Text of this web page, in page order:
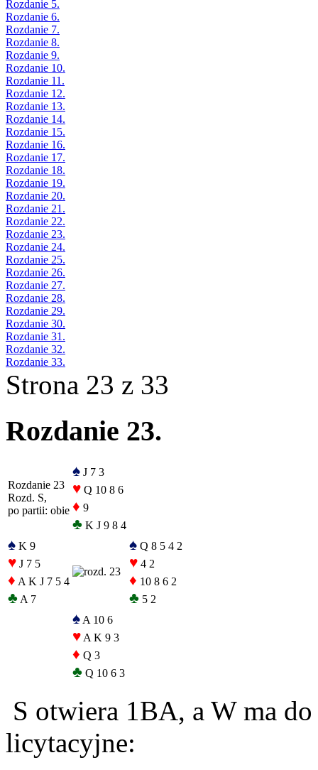
Rozdanie 5.
Rozdanie 6.
Rozdanie 7.
Rozdanie 8.
Rozdanie 9.
Rozdanie 10.
Rozdanie 11.
Rozdanie 12.
Rozdanie 13.
Rozdanie 14.
Rozdanie 15.
Rozdanie 16.
Rozdanie 17.
Rozdanie 18.
Rozdanie 19.
Rozdanie 20.
Rozdanie 21.
Rozdanie 22.
Rozdanie 23.
Rozdanie 24.
Rozdanie 25.
Rozdanie 26.
Rozdanie 27.
Rozdanie 28.
Rozdanie 29.
Rozdanie 30.
Rozdanie 31.
Rozdanie 32.
Rozdanie 33.
Strona 23 z 33
Rozdanie 23.
Rozdanie 23
Rozd. S,
po partii: obie
♠ J 7 3
♥ Q 10 8 6
♦ 9
♣ K J 9 8 4
♠ K 9
♥ J 7 5
♦ A K J 7 5 4
♣ A 7
♠ Q 8 5 4 2
♥ 4 2
♦ 10 8 6 2
♣ 5 2
♠ A 10 6
♥ A K 9 3
♦ Q 3
♣ Q 10 6 3
S otwiera 1BA, a W ma
licytacyjne: